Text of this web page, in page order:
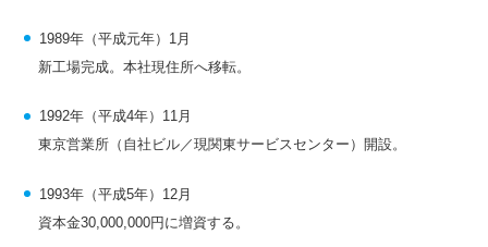
1989年（平成元年）1月
新工場完成。本社現住所へ移転。
1992年（平成4年）11月
東京営業所（自社ビル／現関東サービスセンター）開設。
1993年（平成5年）12月
資本金30,000,000円に増資する。